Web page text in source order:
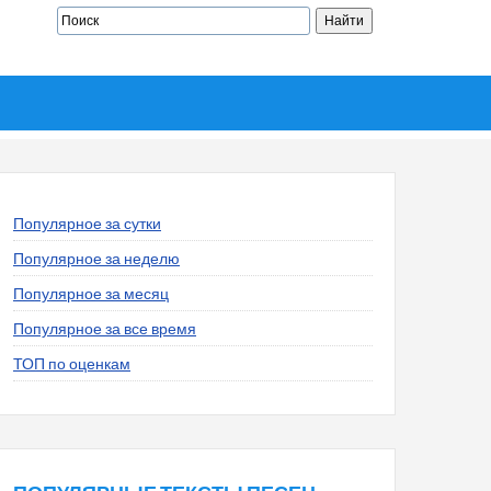
Популярное за сутки
Популярное за неделю
Популярное за месяц
Популярное за все время
ТОП по оценкам